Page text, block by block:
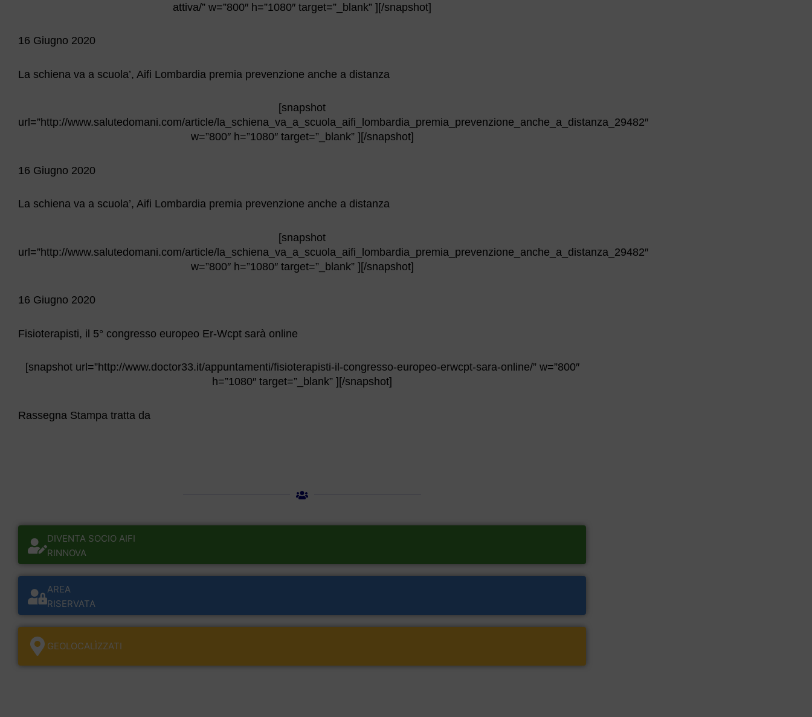
attiva/” w=”800″ h=”1080″ target=”_blank” ][/snapshot]
16 Giugno 2020
La schiena va a scuola’, Aifi Lombardia premia prevenzione anche a distanza
[snapshot
url=”http://www.salutedomani.com/article/la_schiena_va_a_scuola_aifi_lombardia_premia_prevenzione_anche_a_distanza_29482″
w=”800″ h=”1080″ target=”_blank” ][/snapshot]
16 Giugno 2020
La schiena va a scuola’, Aifi Lombardia premia prevenzione anche a distanza
[snapshot
url=”http://www.salutedomani.com/article/la_schiena_va_a_scuola_aifi_lombardia_premia_prevenzione_anche_a_distanza_29482″
w=”800″ h=”1080″ target=”_blank” ][/snapshot]
16 Giugno 2020
Fisioterapisti, il 5° congresso europeo Er-Wcpt sarà online
[snapshot url=”http://www.doctor33.it/appuntamenti/fisioterapisti-il-congresso-europeo-erwcpt-sara-online/” w=”800″
h=”1080″ target=”_blank” ][/snapshot]
Rassegna Stampa tratta da
DIVENTA SOCIO AIFI
RINNOVA
AREA
RISERVATA
GEOLOCALÌZZATI